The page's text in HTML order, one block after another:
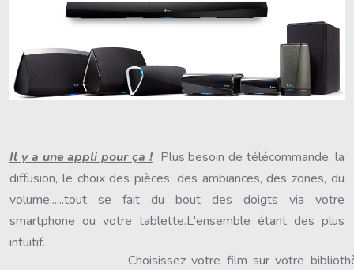
Il y a une appli pour ça !Plus besoin de télécommande, la
diffusion, le choix des pièces, des ambiances, des zones, du
volume......tout se fait du bout des doigts via votre
smartphone ou votre tablette.L'ensemble étant des plus
intuitif.
Choisissez votre film sur votre